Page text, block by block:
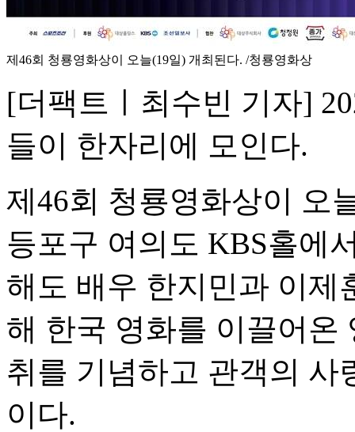
제46회 청룡영화상이 오늘(19일) 개최된다. /청룡영화상
[더팩트ㅣ최수빈 기자]
들이 한자리에 모인다.
제46회 청룡영화상이 오
등포구 여의도 KBS홀에
해도 배우 한지민과 이제
해 한국 영화를 이끌어온
취를 기념하고 관객의 사
이다.